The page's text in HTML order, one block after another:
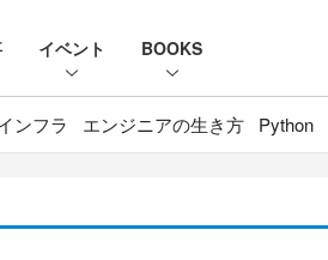
イベント BOOKS
ンフラ エンジニアの生き方 Python